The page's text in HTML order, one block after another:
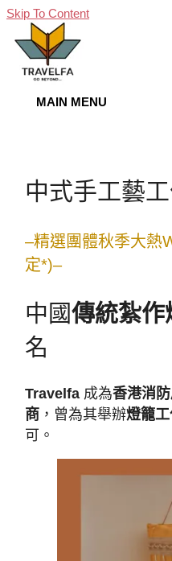
Skip To Content
MAIN MENU
中式手工藝
–精選團體秋季大熱
定*)–
中國傳統紮作
名
Travelfa 成為香港消
商 ，曾為其舉辦燈籠
可。